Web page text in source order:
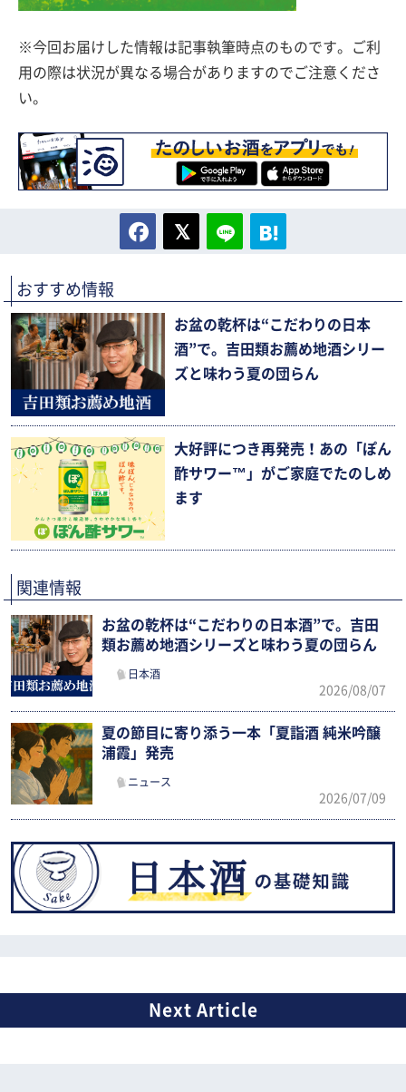
※今回お届けした情報は記事執筆時点のものです。ご利
用の際は状況が異なる場合がありますのでご注意くださ
い。
おすすめ情報
お盆の乾杯は“こだわりの日本
酒”で。吉田類お薦め地酒シリー
ズと味わう夏の団らん
大好評につき再発売！あの「ぽん
酢サワー™」がご家庭でたのしめ
ます
関連情報
お盆の乾杯は“こだわりの日本酒”で。吉田
類お薦め地酒シリーズと味わう夏の団らん
日本酒
2026/08/07
夏の節目に寄り添う一本「夏詣酒 純米吟醸
浦霞」発売
ニュース
2026/07/09